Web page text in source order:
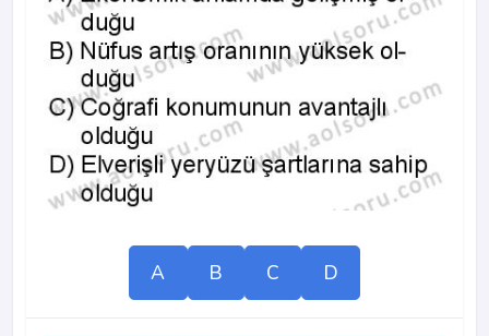
A B C D